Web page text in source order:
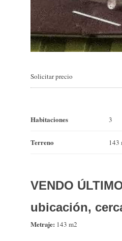
Solicitar precio
Habitaciones 3
Terreno 143
VENDO
ubicación,
Metraje: 143 m2